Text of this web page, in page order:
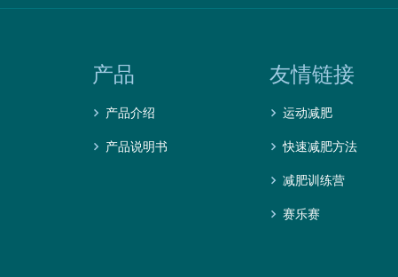
产品
产品介绍
产品说明书
友情链接
运动减肥
快速减肥方法
减肥训练营
赛乐赛